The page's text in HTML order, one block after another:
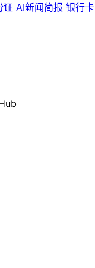
证 AI新闻简报 银行卡